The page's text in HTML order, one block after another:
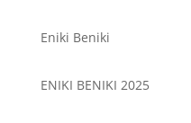
Eniki Beniki
ENIKI BENIKI 2025